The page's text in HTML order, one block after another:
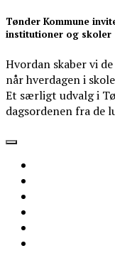
Tønder Kommune
institutioner og skoler
Hvordan skaber vi
når hverdagen i
Et særligt udvalg i
dagsordenen fra de